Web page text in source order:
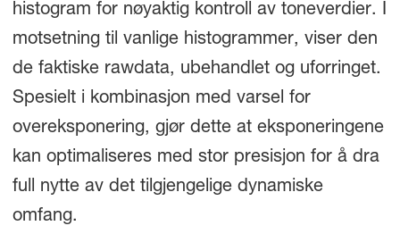
histogram for nøyaktig kontroll av toneverdier. I
motsetning til vanlige histogrammer, viser den
de faktiske rawdata, ubehandlet og uforringet.
Spesielt i kombinasjon med varsel for
overeksponering, gjør dette at eksponeringene
kan optimaliseres med stor presisjon for å dra
full nytte av det tilgjengelige dynamiske
omfang.